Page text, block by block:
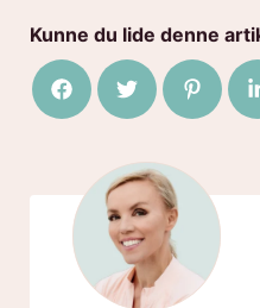
Kunne du lide denne
Del på Facebook
Del på Twitter
Del på